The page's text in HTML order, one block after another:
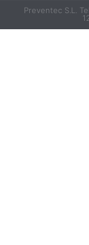
Preventec S.L.